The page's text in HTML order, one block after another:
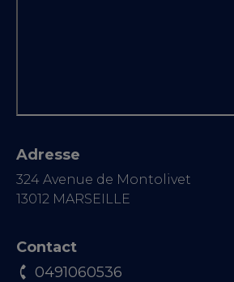
Adresse
324 Avenue de Montolivet
13012 MARSEILLE
Contact
0491060536